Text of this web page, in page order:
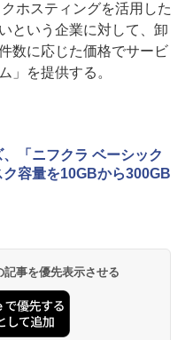
ホスティングを活用した
という企業に対して、卸
数に応じた価格でサービ
」を提供する。
「ニフクラ ベーシック
容量を10GBから300GB
事を優先表示させる